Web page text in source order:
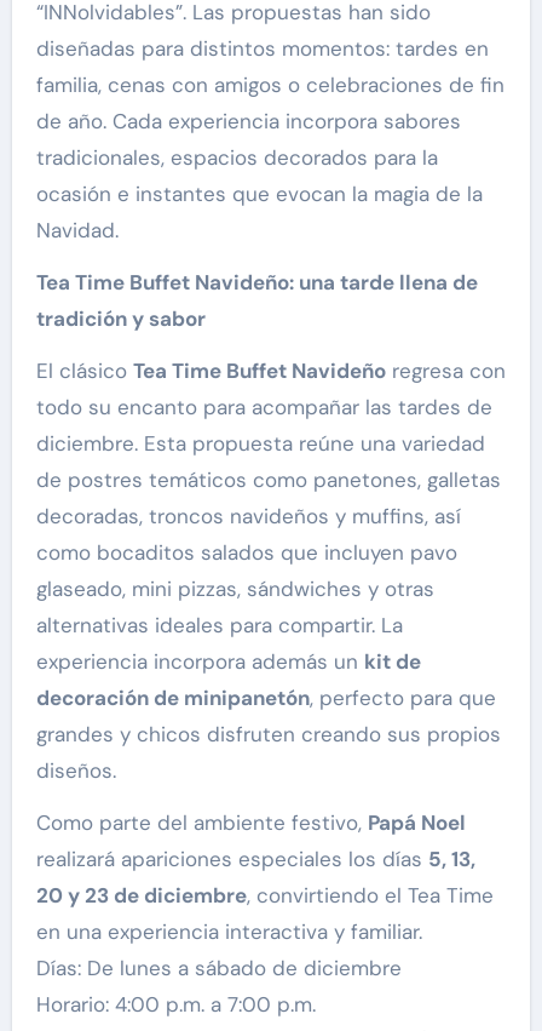
“INNolvidables”. Las propuestas han sido
diseñadas para distintos momentos: tardes en
familia, cenas con amigos o celebraciones de fin
de año. Cada experiencia incorpora sabores
tradicionales, espacios decorados para la
ocasión e instantes que evocan la magia de la
Navidad.
Tea Time Buffet Navideño: una tarde llena de
tradición y sabor
El clásico Tea Time Buffet Navideñoregresa con
todo su encanto para acompañar las tardes de
diciembre. Esta propuesta reúne una variedad
de postres temáticos como panetones, galletas
decoradas, troncos navideños y muffins, así
como bocaditos salados que incluyen pavo
glaseado, mini pizzas, sándwiches y otras
alternativas ideales para compartir. La
experiencia incorpora además un kit de
decoración de minipanetón, perfecto para que
grandes y chicos disfruten creando sus propios
diseños.
Como parte del ambiente festivo, Papá Noel
realizará apariciones especiales los días 5, 13,
20 y 23 de diciembre, convirtiendo el Tea Time
en una experiencia interactiva y familiar.
Días: De lunes a sábado de diciembre
Horario: 4:00 p.m. a 7:00 p.m.